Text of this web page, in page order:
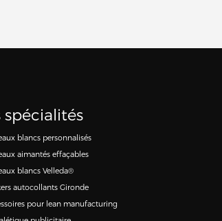
spécialités
blancs personnalisés
aimantés effaçables
blancs Velleda®
autocollants Gironde
pour lean manufacturing